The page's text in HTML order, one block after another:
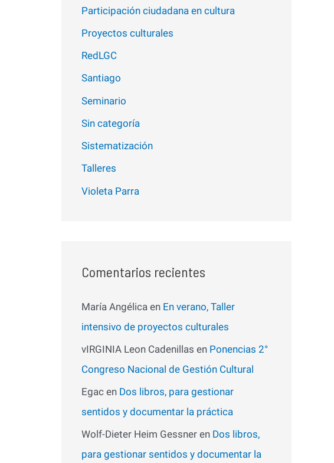
Participación ciudadana en cultura
Proyectos culturales
RedLGC
Santiago
Seminario
Sin categoría
Sistematización
Talleres
Violeta Parra
Comentarios recientes
María Angélica en En verano, Taller
intensivo de proyectos culturales
vIRGINIA Leon Cadenillas en Ponencias 2°
Congreso Nacional de Gestión Cultural
Egac en Dos libros, para gestionar
sentidos y documentar la práctica
Wolf-Dieter Heim Gessner en Dos libros,
para gestionar sentidos y documentar la